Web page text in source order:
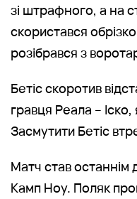
зі штрафного, а на
скористався
розібрався з
Бетіс скоротив
гравця Реала – Іско,
Засмутити Бетіс
Матч став останнім
Камп Ноу. Поляк